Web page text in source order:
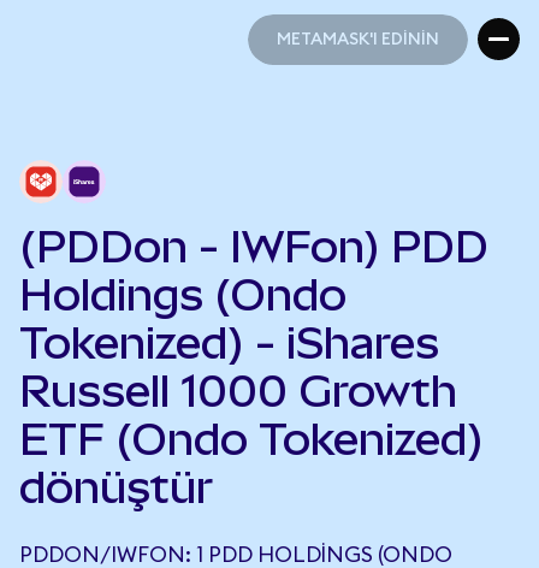
METAMASK'I EDİNİN
(PDDon - IWFon) PDD
Holdings (Ondo
Tokenized) - iShares
Russell 1000 Growth
ETF (Ondo Tokenized)
dönüştür
PDDON/IWFON: 1 PDD HOLDINGS (ONDO